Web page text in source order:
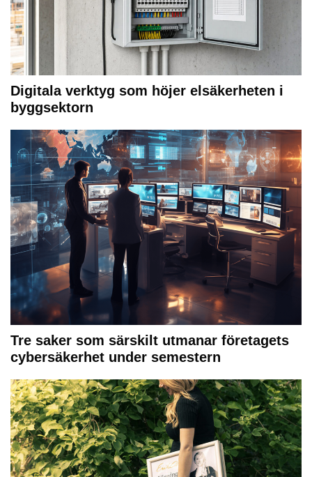
Digitala verktyg som höjer elsäkerheten i
byggsektorn
Tre saker som särskilt utmanar företagets
cybersäkerhet under semestern